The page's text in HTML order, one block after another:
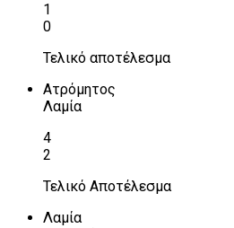
1
0
Τελικό αποτέλεσμα
Ατρόμητος
Λαμία
4
2
Τελικό Αποτέλεσμα
Λαμία